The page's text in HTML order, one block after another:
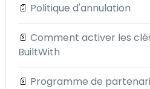
📄 Politique d'annulation
📄 Comment activer les
BuiltWith
📄 Programme de